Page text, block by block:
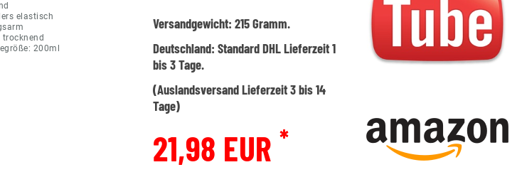
elastisch
trocknend
200ml
Versandgewicht:215Gramm.
Deutschland:Standard DHL Lieferzeit 1
bis 3 Tage.
(Auslandsversand Lieferzeit 3 bis 14
Tage)
21,98 EUR*